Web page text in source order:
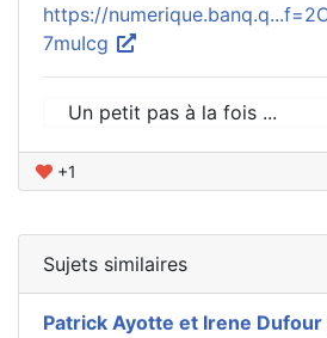
https://
7muIcg
Un petit pas à la fois ...
+1
Sujets similaires
Patrick Ayotte et Irene Dufour